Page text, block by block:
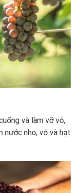
và làm vỡ vỏ,
nước nho, vỏ và hạt